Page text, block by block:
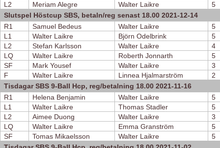
L2
Meriam Alegre Walter Laikre
5
Slutspel Höstcup SBS, betaln/reg senast 18.00 2021-12-14
R1
Samuel Bedeus Walter Laikre
5
L1
Walter Laikre Björn Odelbrink
5
L2
Stefan Karlsson Walter Laikre
4
LQ
Walter Laikre Roberth Jonnarth
5
SF
Mark Yousef Walter Laikre
3
F
Walter Laikre Linnea Hjalmarström
2
Tisdagar SBS 9-Ball Hcp, reg/betalning 18.00 2021-11-16
R1
Helena Benjamin Walter Laikre
5
L1
Walter Laikre Thomas Stadler
5
L2
Aimee Duong Walter Laikre
3
LQ
Walter Laikre Emma Granström
5
SF
Tomas Mikaelsson Walter Laikre
5